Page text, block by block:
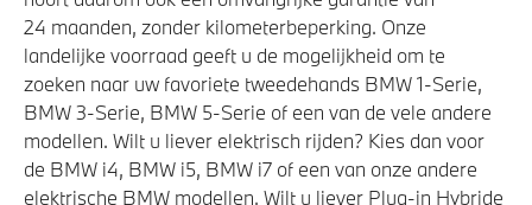
24 maanden, zonder kilometerbeperking. Onze
landelijke voorraad geeft u de mogelijkheid om te
zoeken naar uw favoriete tweedehands BMW 1-Serie,
BMW 3-Serie, BMW 5-Serie of een van de vele andere
modellen. Wilt u liever elektrisch rijden? Kies dan voor
de BMW i4, BMW i5, BMW i7 of een van onze andere
elektrische BMW modellen. Wilt u liever Plug-in Hybride